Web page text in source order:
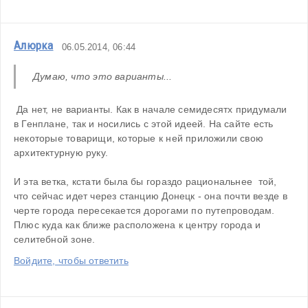
Алюрка 06.05.2014, 06:44
Думаю, что это варианты...
в Генплане, так и носились с этой идеей. На сайте есть
некоторые товарищи, которые к ней приложили свою
архитектурную руку.
И эта ветка, кстати была бы гораздо рациональнее  той,
что сейчас идет через станцию Донецк - она почти везде в
черте города пересекается дорогами по путепроводам.
Плюс куда как ближе расположена к центру города и
селитебной зоне.
Войдите, чтобы ответить